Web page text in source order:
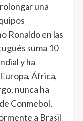
una
Ronaldo en las
suma 10
y ha
África,
nunca ha
Conmebol,
a Brasil